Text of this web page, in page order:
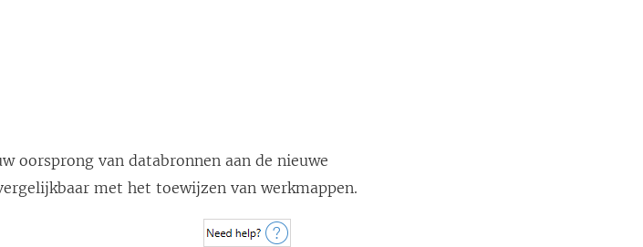
oorsprong van databronnen aan de nieuwe
met het toewijzen van werkmappen.